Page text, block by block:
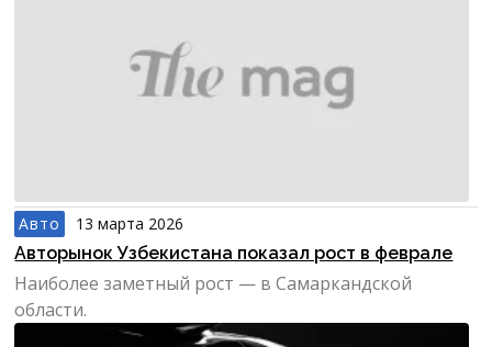
Авто
13 марта 2026
Авторынок Узбекистана показал рост в феврале
Наиболее заметный рост — в Самаркандской
области.